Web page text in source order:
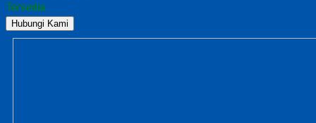
Tersedia
Hubungi Kami